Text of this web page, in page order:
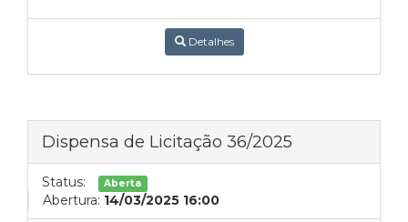
Detalhes
Dispensa de Licitação 36/2025
Status: Aberta
Abertura: 14/03/2025 16:00